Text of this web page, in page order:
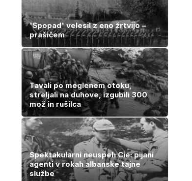
'Spopad' velesil z eno žrtvijo –
prašičem
Tavali po meglenem otoku,
streljali na duhove, izgubili 300
mož in rušilca
Spektakularni neuspeh Cie: pijani
agenti v rokah albanske tajne
službe